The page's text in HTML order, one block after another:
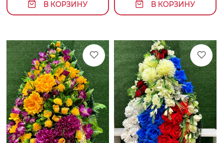
В КОРЗИНУ В КОРЗИНУ